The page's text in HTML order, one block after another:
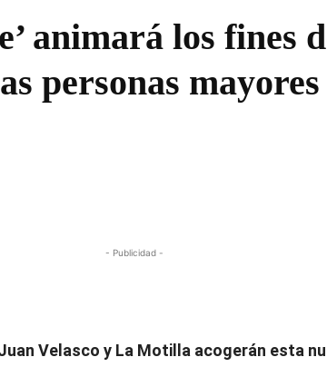
animará los fines
personas mayores
- Publicidad -
Velasco y La Motilla acogerán esta